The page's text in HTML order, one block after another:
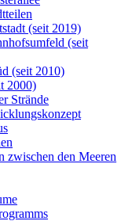
(seit 2019)
(seit
(seit 2010)
2000)
Strände
zwischen den Meeren